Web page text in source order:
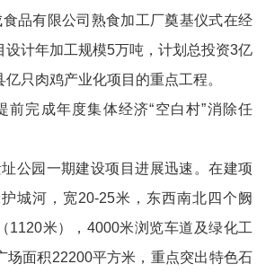
品有限公司熟食加工厂奠基仪式在经
设计年加工规模5万吨，计划总投资3亿
只肉鸡产业化项目的重点工程。
前完成年度集体经济“空白村”消除任
公园一期建设项目进展迅速。在建项
城河，宽20-25米，东西南北四个阙
1120米），4000米浏览车道及绿化工
场面积22200平方米，重点突出特色石